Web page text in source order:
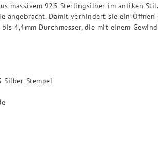
massivem 925 Sterlingsilber im antiken
angebracht. Damit verhindert sie ein
4,4mm Durchmesser, die mit einem
Stempel